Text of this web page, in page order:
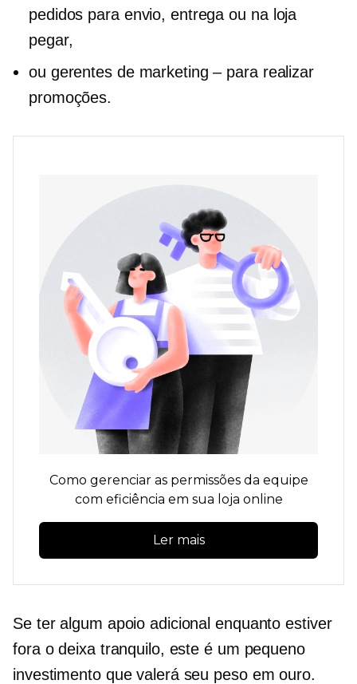
pedidos para envio, entrega ou na loja
pegar,
ou gerentes de marketing – para realizar
promoções.
Como gerenciar as permissões da equipe
com eficiência em sua loja online
Ler mais
Se ter algum apoio adicional enquanto estiver
fora o deixa tranquilo, este é um pequeno
investimento que valerá seu peso em ouro.